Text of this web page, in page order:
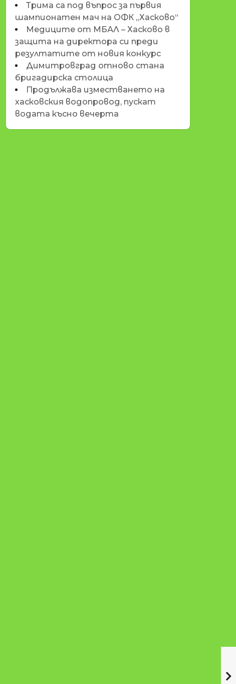
Трима са под въпрос за първия
шампионатен мач на ОФК „Хасково“
Медиците от МБАЛ – Хасково в
защита на директора си преди
резултатите от новия конкурс
Димитровград отново стана
бригадирска столица
Продължава изместването на
хасковския водопровод, пускат
водата късно вечерта